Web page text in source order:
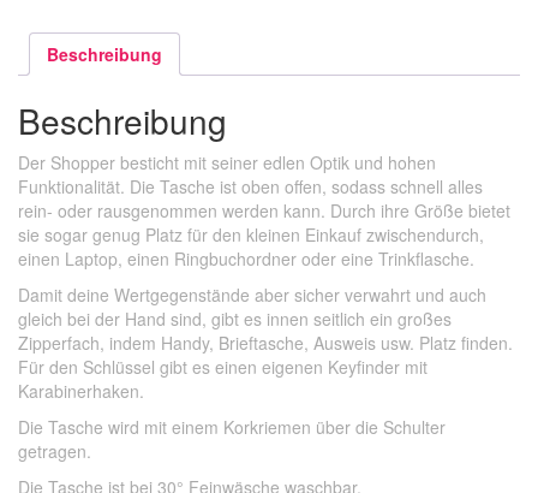
Beschreibung
Beschreibung
Der Shopper besticht mit seiner edlen Optik und hohen
Funktionalität. Die Tasche ist oben offen, sodass schnell alles
rein- oder rausgenommen werden kann. Durch ihre Größe bietet
sie sogar genug Platz für den kleinen Einkauf zwischendurch,
einen Laptop, einen Ringbuchordner oder eine Trinkflasche.
Damit deine Wertgegenstände aber sicher verwahrt und auch
gleich bei der Hand sind, gibt es innen seitlich ein großes
Zipperfach, indem Handy, Brieftasche, Ausweis usw. Platz finden.
Für den Schlüssel gibt es einen eigenen Keyfinder mit
Karabinerhaken.
Die Tasche wird mit einem Korkriemen über die Schulter
getragen.
Die Tasche ist bei 30° Feinwäsche waschbar.